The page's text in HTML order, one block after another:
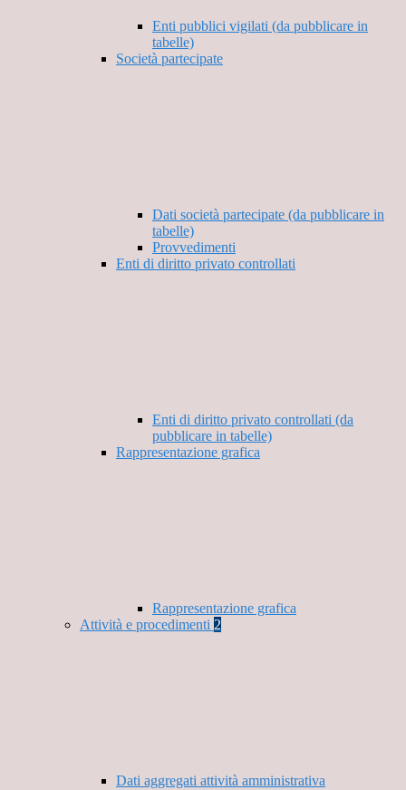
Enti pubblici vigilati (da pubblicare in
tabelle)
Società partecipate
Dati società partecipate (da pubblicare in
tabelle)
Provvedimenti
Enti di diritto privato controllati
Enti di diritto privato controllati (da
pubblicare in tabelle)
Rappresentazione grafica
Rappresentazione grafica
Attività e procedimenti 2
Dati aggregati attività amministrativa